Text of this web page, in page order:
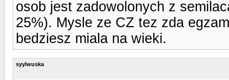
osob jest zadowolonych z
25%). Mysle ze CZ tez zda
bedziesz miala na wieki.
syylwuska